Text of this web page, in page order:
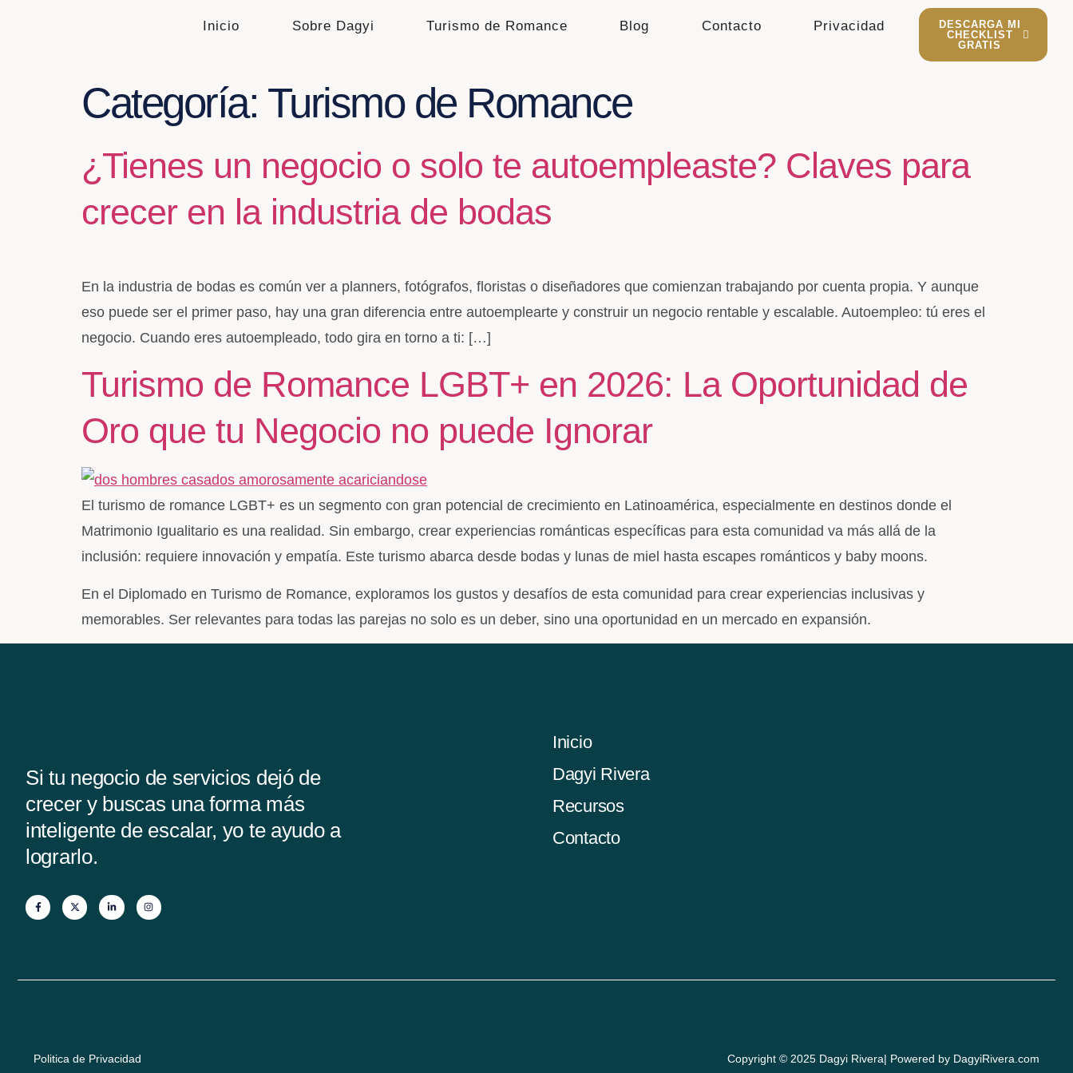
Inicio Sobre Dagyi Turismo de Romance Blog Contacto Privacidad
DESCARGA MI
CHECKLIST
GRATIS
Categoría: Turismo de Romance
¿Tienes un negocio o solo te autoempleaste? Claves para
crecer en la industria de bodas
En la industria de bodas es común ver a planners, fotógrafos, floristas o diseñadores que comienzan trabajando por cuenta propia. Y aunque
eso puede ser el primer paso, hay una gran diferencia entre autoemplearte y construir un negocio rentable y escalable. Autoempleo: tú eres el
negocio. Cuando eres autoempleado, todo gira en torno a ti: […]
Turismo de Romance LGBT+ en 2026: La Oportunidad de
Oro que tu Negocio no puede Ignorar
El turismo de romance LGBT+ es un segmento con gran potencial de crecimiento en Latinoamérica, especialmente en destinos donde el
Matrimonio Igualitario es una realidad. Sin embargo, crear experiencias románticas específicas para esta comunidad va más allá de la
inclusión: requiere innovación y empatía. Este turismo abarca desde bodas y lunas de miel hasta escapes románticos y baby moons.
En el Diplomado en Turismo de Romance, exploramos los gustos y desafíos de esta comunidad para crear experiencias inclusivas y
memorables. Ser relevantes para todas las parejas no solo es un deber, sino una oportunidad en un mercado en expansión.
Si tu negocio de servicios dejó de
crecer y buscas una forma más
inteligente de escalar, yo te ayudo a
lograrlo.
Inicio
Dagyi Rivera
Recursos
Contacto
Politica de Privacidad Copyright © 2025 Dagyi Rivera| Powered by DagyiRivera.com